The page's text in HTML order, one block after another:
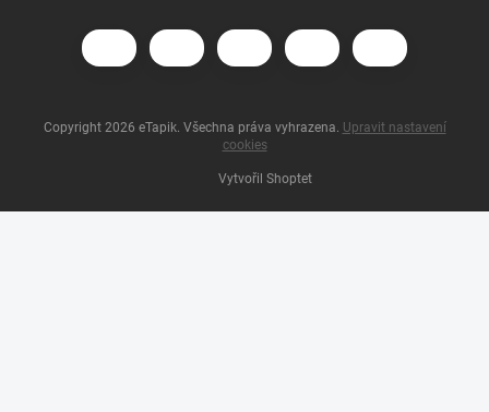
Vytvořil Shoptet
Copyright 2026 eTapik. Všechna práva vyhrazena. Upravit nastavení
cookies